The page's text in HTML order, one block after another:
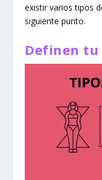
existir varios tipos
siguiente punto.
Definen